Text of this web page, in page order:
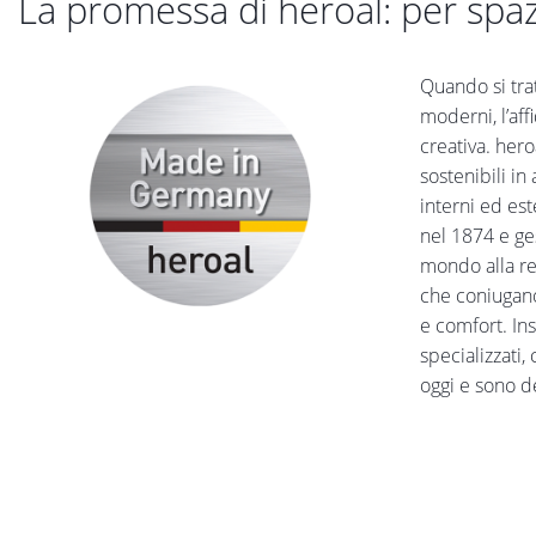
Quando si
moderni,
creativa.
sostenibili in
interni ed
nel 1874 e
mondo alla
che
e comfort.
specializzati,
oggi e sono